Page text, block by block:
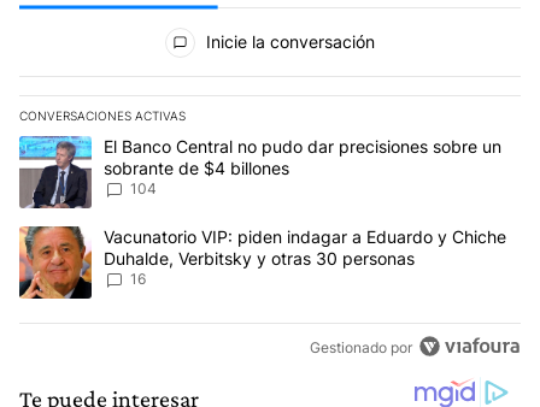
Todos los comentarios
Inicie la conversación
CONVERSACIONES ACTIVAS
Este listado muestra los artículos con más comentarios en los
Un artículo de tendencia con el título "El Banco Central no pudo
El Banco Central no pudo dar precisiones sobre un
sobrante de $4 billones
104
Un artículo de tendencia con el título "Vacunatorio VIP: piden
Vacunatorio VIP: piden indagar a Eduardo y Chiche
Duhalde, Verbitsky y otras 30 personas
16
Gestionado por